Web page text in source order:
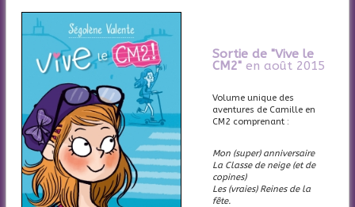
Sortie de "Vive le
CM2" en août 2015
Volume unique des
aventures de Camille en
CM2 comprenant :
Mon (super) anniversaire
La Classe de neige (et de
copines)
Les (vraies) Reines de la
fête.